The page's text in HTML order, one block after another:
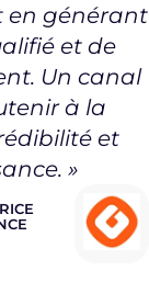
en générant
et de
Un canal
à la
et
»